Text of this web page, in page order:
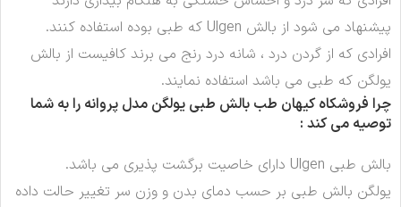
پیشنهاد می شود از بالش Ulgen که طبی بوده استفاده کنند.
افرادی که از گردن درد ، شانه درد رنج می برند کافیست از بالش
یولگن که طبی می باشد استفاده نمایند.
چرا فروشکاه کیهان طب بالش طبی یولگن مدل پروانه را به شما
توصیه می کند :
بالش طبی Ulgen دارای خاصیت برگشت پذیری می باشد.
یولگن بالش طبی بر حسب دمای بدن و وزن سر تغییر حالت داده